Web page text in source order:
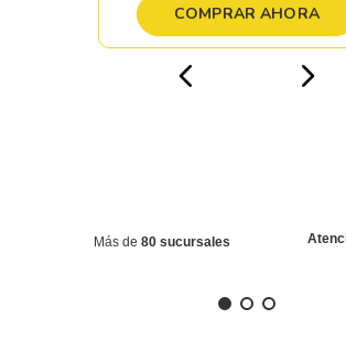
COMPRAR AHORA
Más de 80 sucursales